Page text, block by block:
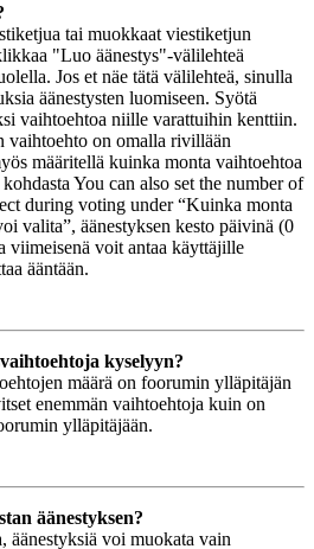
tai muokkaat viestiketjun
"Luo äänestys"-välilehteä
Jos et näe tätä välilehteä, sinulla
äänestysten luomiseen. Syötä
vaihtoehtoa niille varattuihin kenttiin.
vaihtoehto on omalla rivillään
määritellä kuinka monta vaihtoehtoa
You can also set the number of
during voting under “Kuinka monta
valita”, äänestyksen kesto päivinä (0
viimeisenä voit antaa käyttäjille
ääntään.
kyselyyn?
määrä on foorumin ylläpitäjän
enemmän vaihtoehtoja kuin on
ylläpitäjään.
äänestyksen?
äänestyksiä voi muokata vain